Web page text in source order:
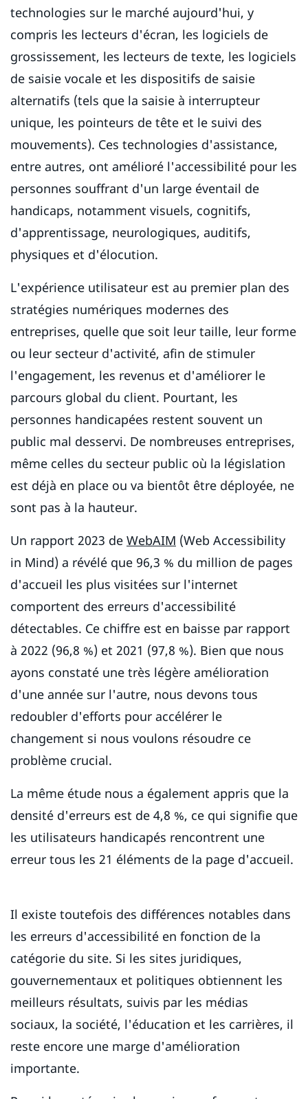
technologies sur le marché aujourd'hui, y
compris les lecteurs d'écran, les logiciels de
grossissement, les lecteurs de texte, les logiciels
de saisie vocale et les dispositifs de saisie
alternatifs (tels que la saisie à interrupteur
unique, les pointeurs de tête et le suivi des
mouvements). Ces technologies d'assistance,
entre autres, ont amélioré l'accessibilité pour les
personnes souffrant d'un large éventail de
handicaps, notamment visuels, cognitifs,
d'apprentissage, neurologiques, auditifs,
physiques et d'élocution.
L'expérience utilisateur est au premier plan des
stratégies numériques modernes des
entreprises, quelle que soit leur taille, leur forme
ou leur secteur d'activité, afin de stimuler
l'engagement, les revenus et d'améliorer le
parcours global du client. Pourtant, les
personnes handicapées restent souvent un
public mal desservi. De nombreuses entreprises,
même celles du secteur public où la législation
est déjà en place ou va bientôt être déployée, ne
sont pas à la hauteur.
Un rapport 2023 de WebAIM (Web Accessibility
in Mind) a révélé que 96,3 % du million de pages
d'accueil les plus visitées sur l'internet
comportent des erreurs d'accessibilité
détectables. Ce chiffre est en baisse par rapport
à 2022 (96,8 %) et 2021 (97,8 %). Bien que nous
ayons constaté une très légère amélioration
d'une année sur l'autre, nous devons tous
redoubler d'efforts pour accélérer le
changement si nous voulons résoudre ce
problème crucial.
La même étude nous a également appris que la
densité d'erreurs est de 4,8 %, ce qui signifie que
les utilisateurs handicapés rencontrent une
erreur tous les 21 éléments de la page d'accueil.
Il existe toutefois des différences notables dans
les erreurs d'accessibilité en fonction de la
catégorie du site. Si les sites juridiques,
gouvernementaux et politiques obtiennent les
meilleurs résultats, suivis par les médias
sociaux, la société, l'éducation et les carrières, il
reste encore une marge d'amélioration
importante.